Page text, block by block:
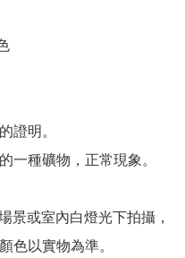
證明。
一種礦物，正常現象。
景或室內白燈光下拍攝，
色以實物為準。